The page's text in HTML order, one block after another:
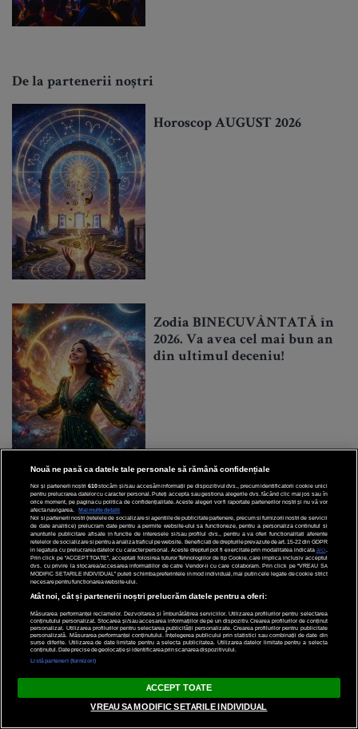
De la partenerii noștri
Horoscop AUGUST 2026
Zodia BINECUVÂNTATĂ în
2026. Va avea cel mai bun an
din ultimul deceniu!
Testul Legăturii Karmice:
Cum vei recunoaște o
legătură predestinată?
Nouă ne pasă ca datele tale personale să rămână confidențiale
Noi și partenerii noștri 610stocăm și/sau accesăm informații pe dispozitivul dvs., precum identificatorii cookie unici
pentru prelucrarea datelor cu caracter personal. Puteți accepta sau gestiona alegerile dvs. făcând clic mai jos sau în
orice moment, pe pagina cu politica de confidențialitate. Aceste alegeri vor fi raportate partenerilor noștri și nu vă vor
afecta navigarea.
Mai multe detalii
Noi si partenerii nostri (retelele de socializare si agentiile de publicitate partenere, precum si furnizorii nostri de servicii
de date analitice) prelucram date pentru a permite website-ului sa functioneze, pentru a personaliza continutul si
anunturile publicitare afisate in functie de interesele si/sau profilul dvs., pentru a va oferi functionalitati aferente
retelelor de socializare si pentru a analiza traficul pe website. Beneficiati de drepturile prevazute de art. 15-22 din GDPR
in legatura cu prelucrarea datelor cu caracter personal. Aceste drepturi pot fi exercitate prin modalitatea indicata aici
Prin click pe “ACCEPT TOATE”, acceptati folosirea tuturor Tehnologiilor de tip Cookie, care implica inclusiv acceptul
dvs. cu privire la stocarea/accesarea informatiilor de catre Vendor-ii cu care colaboram. Prin click pe “VREAU SA
MODIFIC SETARILE INDIVIDUAL” puteti schimba preferintele in mod individual, mai putin cele legate de cookie strict
necesare pentru functionarea website-ului.
Atât noi, cât și partenerii noștri prelucrăm datele pentru a oferi:
Măsurarea performanței reclamelor. Dezvoltarea și îmbunătățirea serviciilor. Utilizarea profilurilor pentru selectarea
conținutului personalizat. Stocarea și/sau accesarea informațiilor de pe un dispozitiv. Crearea profilurilor de conținut
personalizat. Utilizarea profilurilor pentru selectarea publicității personalizate. Crearea profilurilor pentru publicitate
personalizată. Măsurarea performanței conținutului. Înțelegerea publicului prin statistici sau combinații de date din
surse diferite. Utilizarea de date limitate pentru a selecta publicitatea. Utilizarea datelor limitate pentru a selecta
conținutul. Date precise de geolocație și identificarea prin scanarea dispozitivului.
Listă parteneri (furnizori)
ACCEPT TOATE
VREAU SA MODIFIC SETARILE INDIVIDUAL